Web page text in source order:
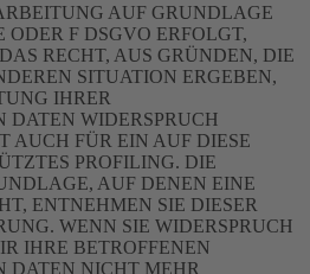
AUF GRUNDLAGE
ODER F DSGVO ERFOLGT,
RECHT, AUS GRÜNDEN, DIE
SITUATION ERGEBEN,
IHRER
DATEN WIDERSPRUCH
AUCH FÜR EIN AUF DIESE
PROFILING. DIE
AUF DENEN EINE
ENTNEHMEN SIE DIESER
WENN SIE WIDERSPRUCH
IHRE BETROFFENEN
DATEN NICHT MEHR